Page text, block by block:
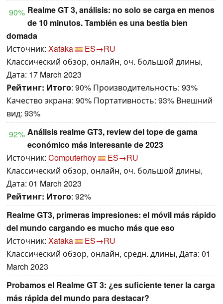
90% Realme GT 3, análisis: no solo se carga en menos
de 10 minutos. También es una bestia bien
domada
Источник: Xataka
ES→RU
Классический обзор, онлайн, оч. большой длины,
Дата: 17 March 2023
Рейтинг: Итого: 90% Производительность: 93%
Качество экрана: 90% Портативность: 93% Внешний
вид: 93%
92% Análisis realme GT3, review del tope de gama
económico más interesante de 2023
Источник: Computerhoy
ES→RU
Классический обзор, онлайн, оч. большой длины,
Дата: 01 March 2023
Рейтинг: Итого: 92%
Realme GT3, primeras impresiones: el móvil más rápido
del mundo cargando es mucho más que eso
Источник: Xataka
ES→RU
Классический обзор, онлайн, средн. длины, Дата: 01
March 2023
Probamos el Realme GT 3: ¿es suficiente tener la carga
más rápida del mundo para destacar?